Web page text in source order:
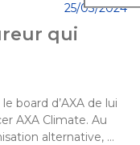
qui
25/03/2024
board d’AXA de lui
AXA Climate. Au
alternative,